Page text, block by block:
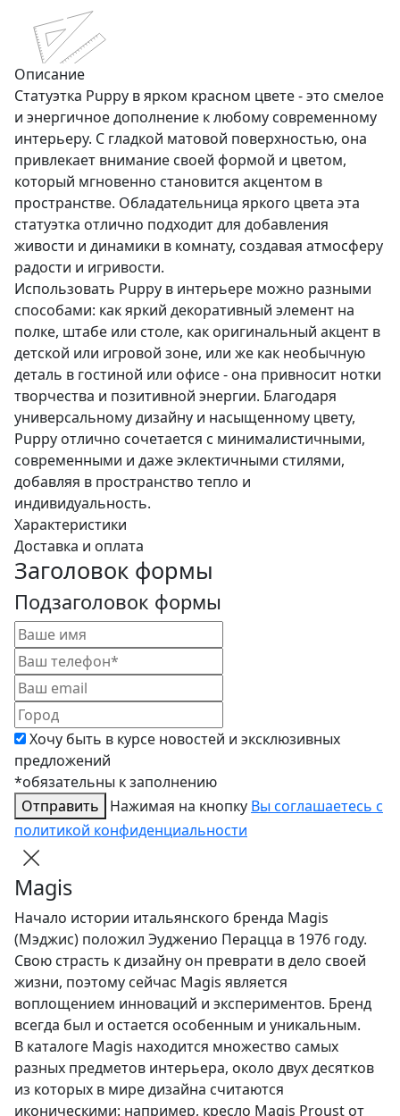
Описание
Статуэтка Puppy в ярком красном цвете - это смелое
и энергичное дополнение к любому современному
интерьеру. C гладкой матовой поверхностью, она
привлекает внимание своей формой и цветом,
который мгновенно становится акцентом в
пространстве. Обладательница яркого цвета эта
статуэтка отлично подходит для добавления
живости и динамики в комнату, создавая атмосферу
радости и игривости.
Использовать Puppy в интерьере можно разными
способами: как яркий декоративный элемент на
полке, штабе или столе, как оригинальный акцент в
детской или игровой зоне, или же как необычную
деталь в гостиной или офисе - она привносит нотки
творчества и позитивной энергии. Благодаря
универсальному дизайну и насыщенному цвету,
Puppy отлично сочетается с минималистичными,
современными и даже эклектичными стилями,
добавляя в пространство тепло и
индивидуальность.
Характеристики
Доставка и оплата
Заголовок формы
Подзаголовок формы
Хочу быть в курсе новостей и эксклюзивных
предложений
*обязательны к заполнению
Отправить
Нажимая на кнопку Вы соглашаетесь с
политикой конфиденциальности
Magis
Начало истории итальянского бренда Magis
(Мэджис) положил Эудженио Перацца в 1976 году.
Свою страсть к дизайну он преврати в дело своей
жизни, поэтому сейчас Magis является
воплощением инноваций и экспериментов. Бренд
всегда был и остается особенным и уникальным.
В каталоге Magis находится множество самых
разных предметов интерьера, около двух десятков
из которых в мире дизайна считаются
иконическими: например, кресло Magis Proust от